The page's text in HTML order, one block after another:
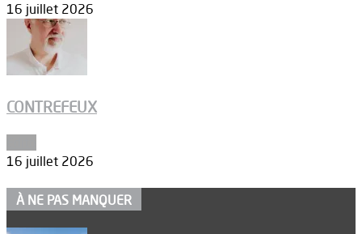
16 juillet 2026
CONTREFEUX
16 juillet 2026
À NE PAS MANQUER